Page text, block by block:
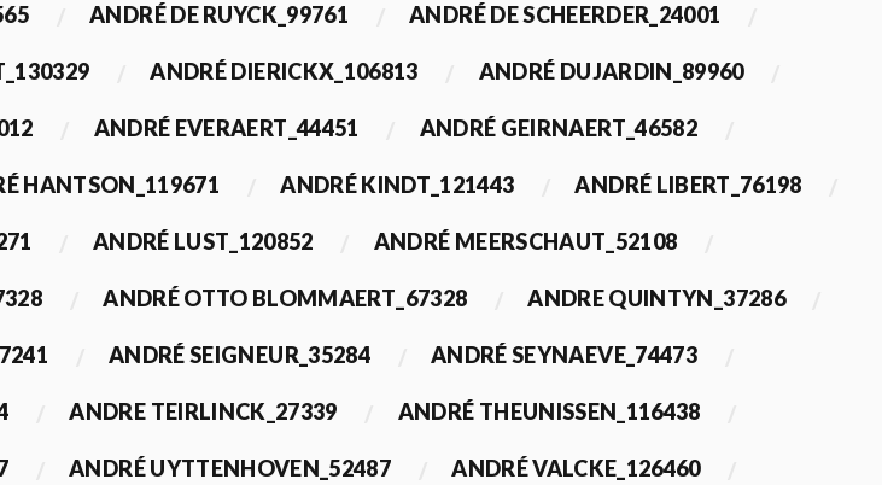
ANDRÉ DE RUYCK_99761 ANDRÉ DE SCHEERDER_24001
ANDRÉ DIERICKX_106813 ANDRÉ DUJARDIN_89960
ANDRÉ EVERAERT_44451 ANDRÉ GEIRNAERT_46582
HANTSON_119671 ANDRÉ KINDT_121443 ANDRÉ LIBERT_76198
ANDRÉ LUST_120852 ANDRÉ MEERSCHAUT_52108
ANDRÉ OTTO BLOMMAERT_67328 ANDRE QUINTYN_37286
ANDRÉ SEIGNEUR_35284 ANDRÉ SEYNAEVE_74473
ANDRE TEIRLINCK_27339 ANDRÉ THEUNISSEN_116438
ANDRÉ UYTTENHOVEN_52487 ANDRÉ VALCKE_126460